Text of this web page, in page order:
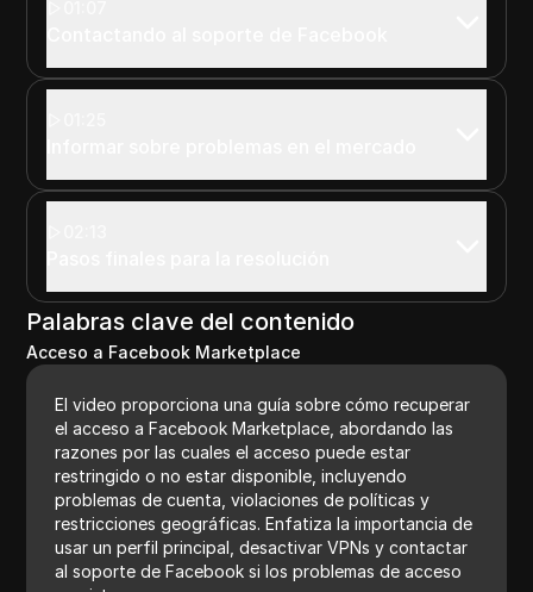
Palabras clave del contenido
Acceso a Facebook Marketplace
El video proporciona una guía sobre cómo recuperar
el acceso a Facebook Marketplace, abordando las
razones por las cuales el acceso puede estar
restringido o no estar disponible, incluyendo
problemas de cuenta, violaciones de políticas y
restricciones geográficas. Enfatiza la importancia de
usar un perfil principal, desactivar VPNs y contactar
al soporte de Facebook si los problemas de acceso